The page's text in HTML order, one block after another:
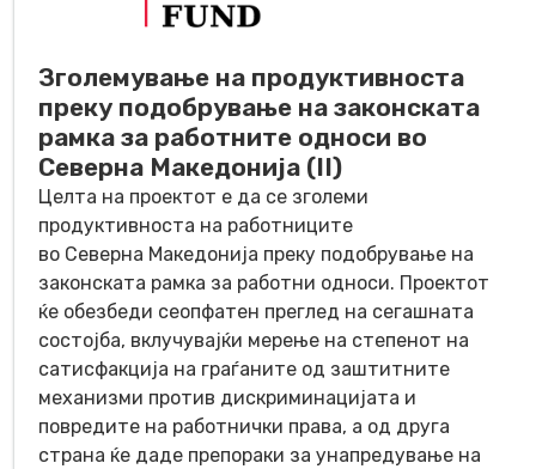
Зголемување на продуктивноста
преку подобрување на законската
рамка за работните односи во
Северна Македонија (II)
Целта на проектот е да се зголеми
продуктивноста на работниците
во Северна Македонија преку подобрување на
законската рамка за работни односи. Проектот
ќе обезбеди сеопфатен преглед на сегашната
состојба, вклучувајќи мерење на степенот на
сатисфакција на граѓаните од заштитните
механизми против дискриминацијата и
повредите на работнички права, а од друга
страна ќе даде препораки за унапредување на